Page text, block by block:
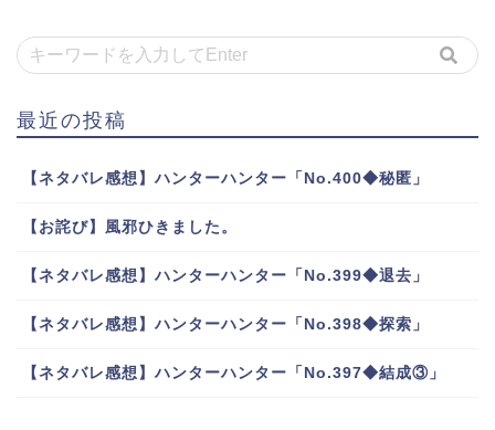
最近の投稿
【ネタバレ感想】ハンターハンター「No.400◆秘匿」
【お詫び】風邪ひきました。
【ネタバレ感想】ハンターハンター「No.399◆退去」
【ネタバレ感想】ハンターハンター「No.398◆探索」
【ネタバレ感想】ハンターハンター「No.397◆結成③」